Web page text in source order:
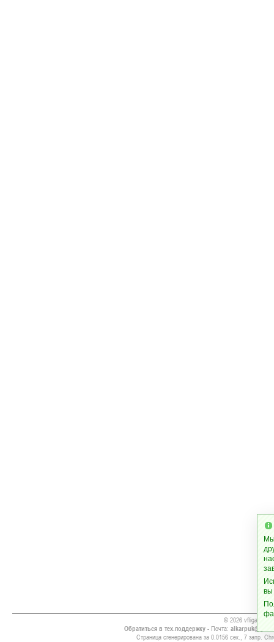
© 2026 vfliga.cc
Обратиться в тех.поддержку- Почта:
Страница сгенерирована за 0.0156 сек., 7 запр.
вы